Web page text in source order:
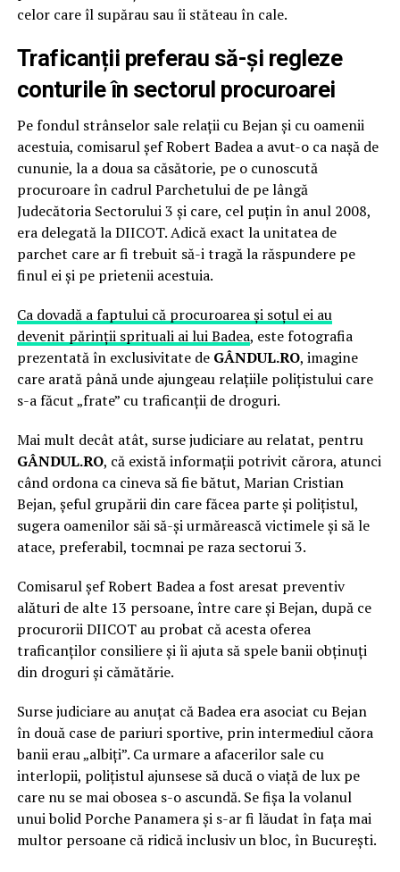
celor care îl supărau sau îi stăteau în cale.
Traficanții preferau să-și regleze
conturile în sectorul procuroarei
Pe fondul strânselor sale relații cu Bejan și cu oamenii
acestuia, comisarul șef Robert Badea a avut-o ca nașă de
cununie, la a doua sa căsătorie, pe o cunoscută
procuroare în cadrul Parchetului de pe lângă
Judecătoria Sectorului 3 și care, cel puțin în anul 2008,
era delegată la DIICOT. Adică exact la unitatea de
parchet care ar fi trebuit să-i tragă la răspundere pe
finul ei și pe prietenii acestuia.
Ca dovadă a faptului că procuroarea și soțul ei au
devenit părinții sprituali ai lui Badea, este fotografia
prezentată în exclusivitate de GÂNDUL.RO, imagine
care arată până unde ajungeau relațiile polițistului care
s-a făcut „frate” cu traficanții de droguri.
Mai mult decât atât, surse judiciare au relatat, pentru
GÂNDUL.RO, că există informații potrivit cărora, atunci
când ordona ca cineva să fie bătut, Marian Cristian
Bejan, șeful grupării din care făcea parte și polițistul,
sugera oamenilor săi să-și urmărească victimele și să le
atace, preferabil, tocmnai pe raza sectorui 3.
Comisarul șef Robert Badea a fost aresat preventiv
alături de alte 13 persoane, între care și Bejan, după ce
procurorii DIICOT au probat că acesta oferea
traficanților consiliere și îi ajuta să spele banii obținuți
din droguri și cămătărie.
Surse judiciare au anuțat că Badea era asociat cu Bejan
în două case de pariuri sportive, prin intermediul căora
banii erau „albiți”. Ca urmare a afacerilor sale cu
interlopii, polițistul ajunsese să ducă o viață de lux pe
care nu se mai obosea s-o ascundă. Se fișa la volanul
unui bolid Porche Panamera și s-ar fi lăudat în fața mai
multor persoane că ridică inclusiv un bloc, în București.